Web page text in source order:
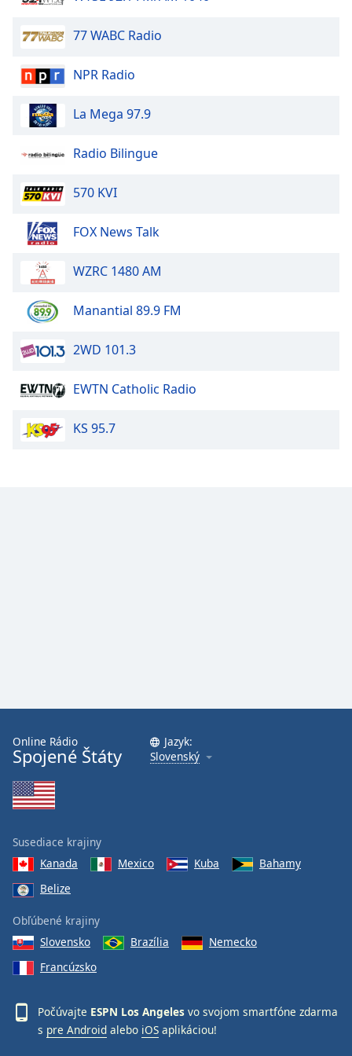
window.
close
window.
Text
Opacity
Background
Color
Opacity
Caption
Family
Reset
Done
Dialog
End
dialog
77 WABC Radio
NPR Radio
La Mega 97.9
Radio Bilingue
570 KVI
FOX News Talk
WZRC 1480 AM
Manantial 89.9 FM
2WD 101.3
EWTN Catholic Radio
KS 95.7
Online Rádio
Spojené Štáty
Jazyk:
Slovenský
Susediace krajiny
Kanada
Mexico Kuba
Bahamy
Belize
Obľúbené krajiny
Slovensko
Brazília
Nemecko
Francúzsko
Počúvajte ESPN Los Angeles vo svojom smartfóne zdarma
s pre Android alebo iOS aplikáciou!